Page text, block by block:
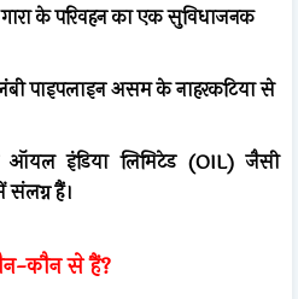
के परिवहन का एक सुविधाजनक
पाइपलाइन असम के नाहरकटिया से
इंडिया लिमिटेड (OIL) जैसी
संलग्न हैं।
कौन से हैं?